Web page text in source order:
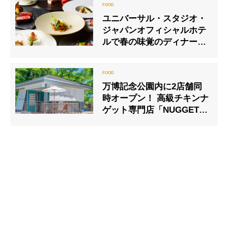
ユニバーサル・スタジオ・
ジャパンオフィシャルホテ
ルで春の味覚のディナーコ
万博記念公園内に2店舗同
時オープン！ 高級チキンナ
ゲット専門店「NUGGET